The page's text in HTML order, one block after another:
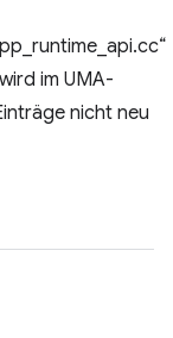
im UMA-
nicht neu